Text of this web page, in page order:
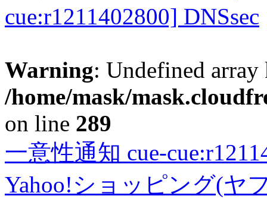
cue:r1211402800] DNSsec
Warning: Undefined
/home/mask/
on line 289
一意性通知 cue-
Yahoo!ショッピング(ヤ